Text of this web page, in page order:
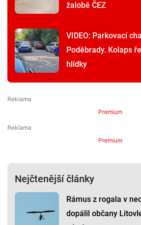
žalobě ČEZ
VIDEO: Parkovací
Poděbrady. Kolaps
hlídky
Premium
Premium
Nejčtenější články
Rámus z rogala v
dopálil občany